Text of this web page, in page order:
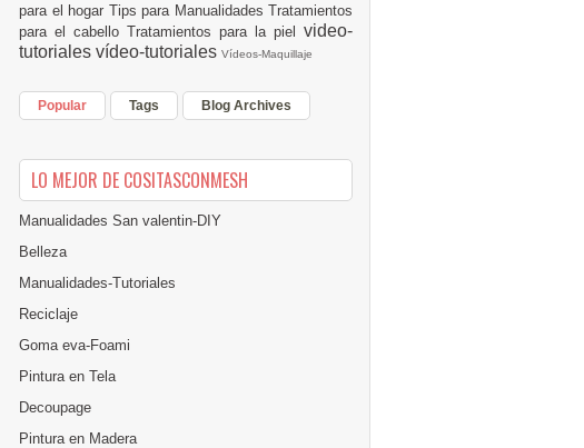
para el hogar Tips para Manualidades Tratamientos
para el cabello Tratamientos para la piel video-
tutoriales vídeo-tutoriales Vídeos-Maquillaje
Popular Tags Blog Archives
LO MEJOR DE COSITASCONMESH
Manualidades San valentin-DIY
Belleza
Manualidades-Tutoriales
Reciclaje
Goma eva-Foami
Pintura en Tela
Decoupage
Pintura en Madera